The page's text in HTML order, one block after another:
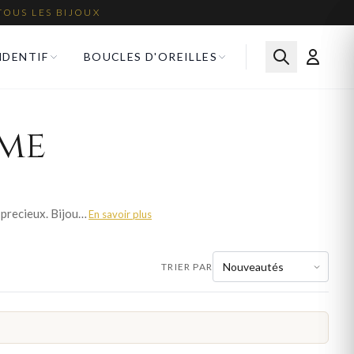
LES BIJOUX
BOUCLES D'OREILLES
La bague a graver femme permet d'inscrire un prenom, une date ou un message intime sur un bijou precieux. Bijoux en Vogue decline ses bagues gravables en or massif, argent 925 et plaque or, dans des formes classiques ou contemporaines. Ce bijou personnalise devient un cadeau unique charge d'emotion. Gravure soignee realisee en France, livraison offerte et ecrin cadeau inclus.En savoir plus
TRIER PAR